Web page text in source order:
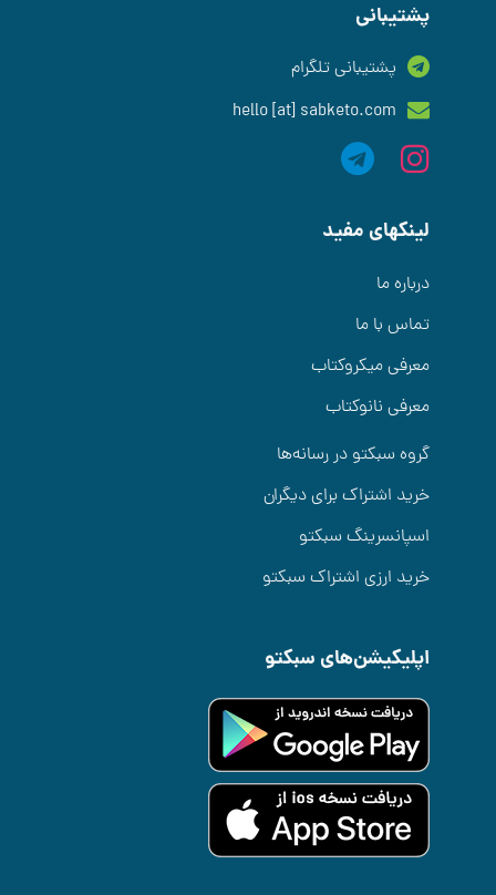
پشتیبانی
پشتیبانی تلگرام
hello [at] sabketo.com
لینکهای مفید
درباره ما
تماس با ما
معرفی میکروکتاب
معرفی نانوکتاب
گروه سبکتو در رسانه‌ها
خرید اشتراک برای دیگران
اسپانسرینگ سبکتو
خرید ارزی اشتراک سبکتو
اپلیکیشن‌های سبکتو